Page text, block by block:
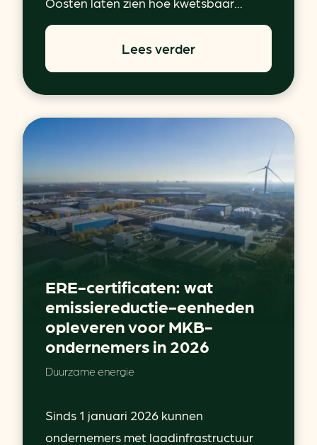
Lees verder
ERE-certificaten: wat
emissiereductie-eenheden
opleveren voor MKB-
ondernemers in 2026
Duurzame energie
Sinds 1 januari 2026 kunnen
ondernemers met laadinfrastructuur